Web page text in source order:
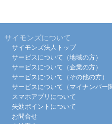
サイモンズについて
サイモンズ法人トップ
サービスについて（地域の方）
サービスについて（企業の方）
サービスについて（その他の方）
サービスについて（マイナンバー
スマホアプリについて
失効ポイントについて
お問合せ